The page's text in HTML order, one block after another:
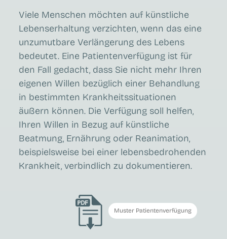
Viele Menschen möchten auf künstliche
Lebenserhaltung verzichten, wenn das eine
unzumutbare Verlängerung des Lebens
bedeutet. Eine Patientenverfügung ist für
den Fall gedacht, dass Sie nicht mehr Ihren
eigenen Willen bezüglich einer Behandlung
in bestimmten Krankheitssituationen
äußern können. Die Verfügung soll helfen,
Ihren Willen in Bezug auf künstliche
Beatmung, Ernährung oder Reanimation,
beispielsweise bei einer lebensbedrohenden
Krankheit, verbindlich zu dokumentieren.
Muster Patientenverfügung